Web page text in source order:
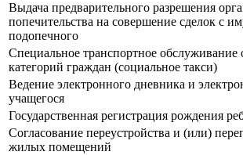
Выдача предварительного разрешения
попечительства на совершение сделок с
подопечного
Специальное транспортное обслуживание
категорий граждан (социальное такси)
Ведение электронного дневника и
учащегося
Государственная регистрация рождения
Согласование переустройства и (или)
жилых помещений